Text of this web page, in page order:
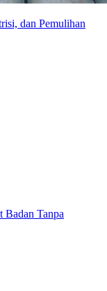
dan Pemulihan
Badan Tanpa